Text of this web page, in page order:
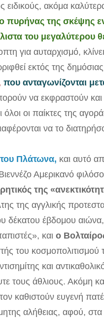
ειδικούς, ακόμα
πυρήνας της σκέψης
του
για αυταρχισμό,
εκτός της
που ανταγωνίζονται
να εκφραστούν
οι παίκτες της
να το
Πλάτωνα, και αυτό
Αμερικανό
της
της αγγλικής
δέκατου έβδομου
και ο
του κοσμοπολιτισμού
και
τους άθλιους. Ακόμη
καθιστούν ευγενή
αλήθειας, αφού, στα